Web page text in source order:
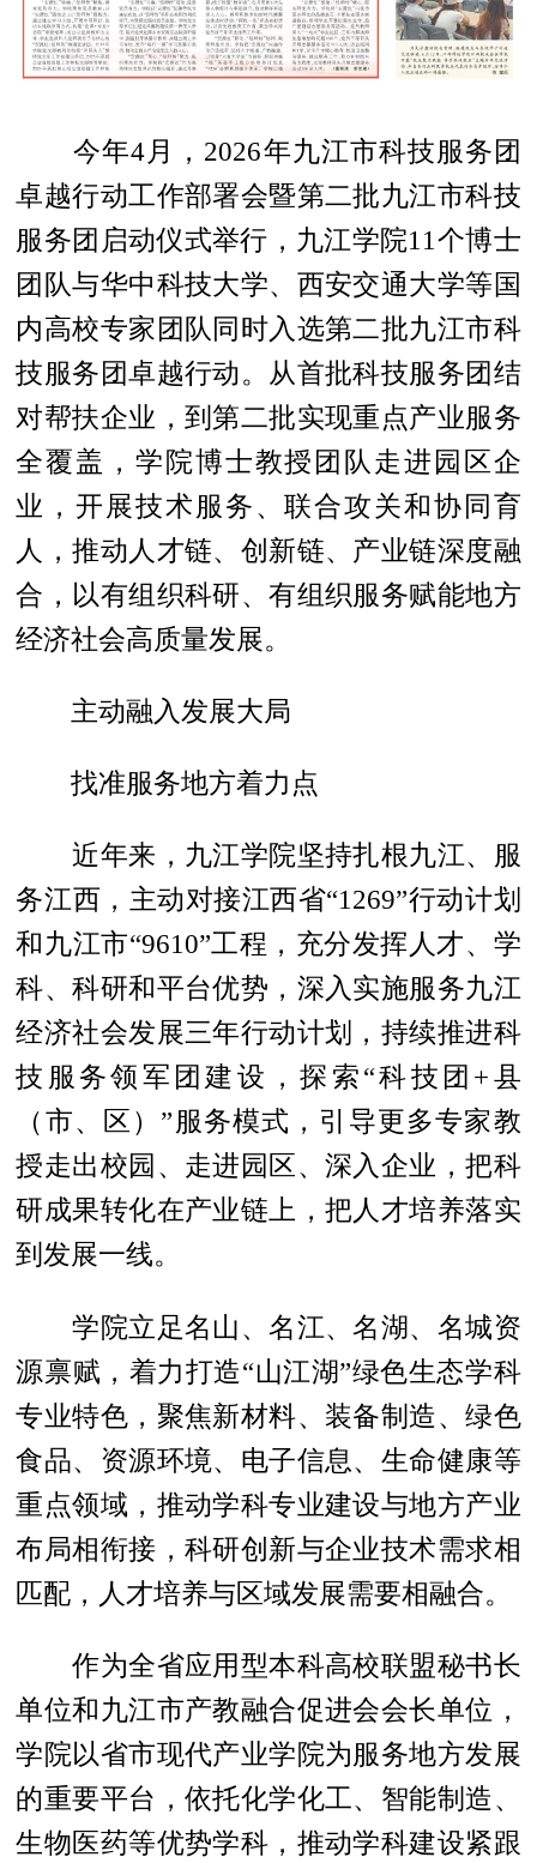
今年4月，2026年九江市科技服务团
卓越行动工作部署会暨第二批九江市科技
服务团启动仪式举行，九江学院11个博士
团队与华中科技大学、西安交通大学等国
内高校专家团队同时入选第二批九江市科
技服务团卓越行动。从首批科技服务团结
对帮扶企业，到第二批实现重点产业服务
全覆盖，学院博士教授团队走进园区企
业，开展技术服务、联合攻关和协同育
人，推动人才链、创新链、产业链深度融
合，以有组织科研、有组织服务赋能地方
经济社会高质量发展。
主动融入发展大局
找准服务地方着力点
近年来，九江学院坚持扎根九江、服
务江西，主动对接江西省“1269”行动计划
和九江市“9610”工程，充分发挥人才、学
科、科研和平台优势，深入实施服务九江
经济社会发展三年行动计划，持续推进科
技服务领军团建设，探索“科技团+县
（市、区）”服务模式，引导更多专家教
授走出校园、走进园区、深入企业，把科
研成果转化在产业链上，把人才培养落实
到发展一线。
学院立足名山、名江、名湖、名城资
源禀赋，着力打造“山江湖”绿色生态学科
专业特色，聚焦新材料、装备制造、绿色
食品、资源环境、电子信息、生命健康等
重点领域，推动学科专业建设与地方产业
布局相衔接，科研创新与企业技术需求相
匹配，人才培养与区域发展需要相融合。
作为全省应用型本科高校联盟秘书长
单位和九江市产教融合促进会会长单位，
学院以省市现代产业学院为服务地方发展
的重要平台，依托化学化工、智能制造、
生物医药等优势学科，推动学科建设紧跟